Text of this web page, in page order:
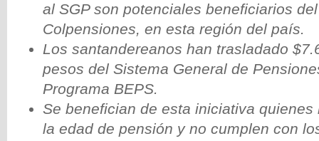
al SGP son potenciales beneficiarios
Colpensiones, en esta región del país.
Los santandereanos han trasladado
pesos del Sistema General de
Programa BEPS.
Se benefician de esta iniciativa quienes
la edad de pensión y no cumplen con